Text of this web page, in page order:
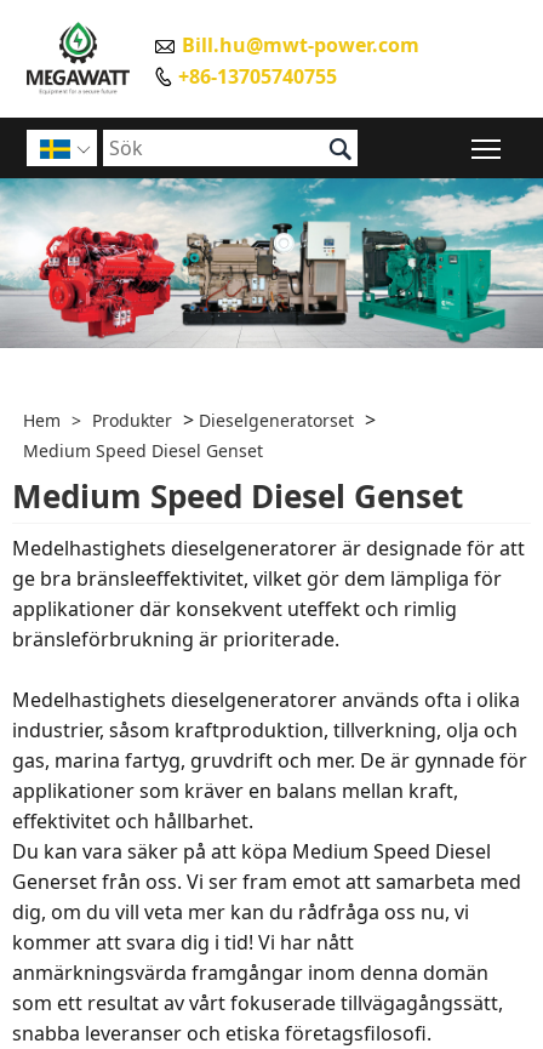
 Bill.hu@mwt-power.com
 +86-13705740755
 
Hem > Produkter > Dieselgeneratorset >
Medium Speed ​​Diesel Genset
Medium Speed ​​Diesel Genset
Medelhastighets dieselgeneratorer är designade för att
ge bra bränsleeffektivitet, vilket gör dem lämpliga för
applikationer där konsekvent uteffekt och rimlig
bränsleförbrukning är prioriterade.
Medelhastighets dieselgeneratorer används ofta i olika
industrier, såsom kraftproduktion, tillverkning, olja och
gas, marina fartyg, gruvdrift och mer. De är gynnade för
applikationer som kräver en balans mellan kraft,
effektivitet och hållbarhet.
Du kan vara säker på att köpa Medium Speed ​​Diesel
Generset från oss. Vi ser fram emot att samarbeta med
dig, om du vill veta mer kan du rådfråga oss nu, vi
kommer att svara dig i tid! Vi har nått
anmärkningsvärda framgångar inom denna domän
som ett resultat av vårt fokuserade tillvägagångssätt,
snabba leveranser och etiska företagsfilosofi.